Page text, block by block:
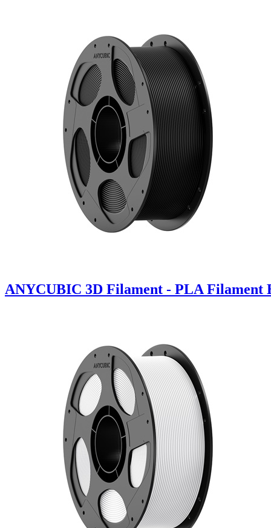
ANYCUBIC 3D Filament - PLA Filament